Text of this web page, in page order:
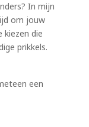
In mijn
om jouw
kiezen die
prikkels.
een